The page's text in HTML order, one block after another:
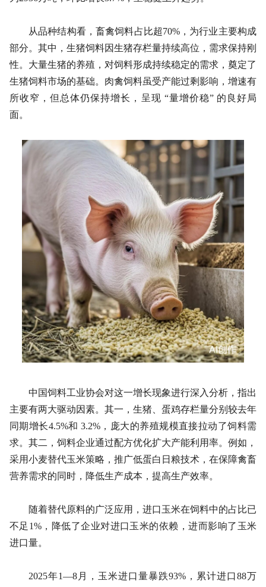
从品种结构看，畜禽饲料占比超70%，为行业主要构成
部分。其中，生猪饲料因生猪存栏量持续高位，需求保持刚
性。大量生猪的养殖，对饲料形成持续稳定的需求，奠定了
生猪饲料市场的基础。肉禽饲料虽受产能过剩影响，增速有
所收窄，但总体仍保持增长，呈现 “量增价稳” 的良好局
面。
中国饲料工业协会对这一增长现象进行深入分析，指出
主要有两大驱动因素。其一，生猪、蛋鸡存栏量分别较去年
同期增长4.5%和 3.2%，庞大的养殖规模直接拉动了饲料需
求。其二，饲料企业通过配方优化扩大产能利用率。例如，
采用小麦替代玉米策略，推广低蛋白日粮技术，在保障禽畜
营养需求的同时，降低生产成本，提高生产效率。
随着替代原料的广泛应用，进口玉米在饲料中的占比已
不足1%，降低了企业对进口玉米的依赖，进而影响了玉米
进口量。
2025年1—8月，玉米进口量暴跌93%，累计进口88万